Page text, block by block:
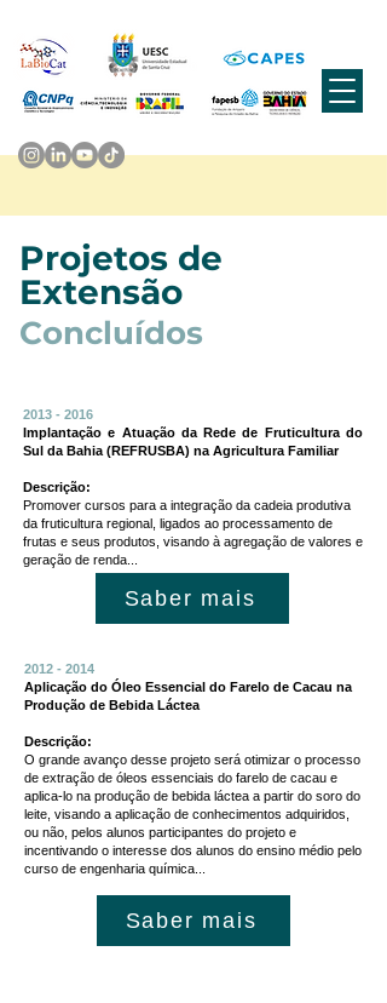
Projetos de
Extensão
Concluídos
2013 - 2016
Implantação e Atuação da Rede de Fruticultura do
Sul da Bahia (REFRUSBA) na Agricultura Familiar
Descrição:
Promover cursos para a integração da cadeia produtiva
da fruticultura regional, ligados ao processamento de
frutas e seus produtos, visando à agregação de valores e
geração de renda...
Saber mais
2012 - 2014
Aplicação do Óleo Essencial do Farelo de Cacau na
Produção de Bebida Láctea
Descrição:
O grande avanço desse projeto será otimizar o processo
de extração de óleos essenciais do farelo de cacau e
aplica-lo na produção de bebida láctea a partir do soro do
leite, visando a aplicação de conhecimentos adquiridos,
ou não, pelos alunos participantes do projeto e
incentivando o interesse dos alunos do ensino médio pelo
curso de engenharia química...
Saber mais